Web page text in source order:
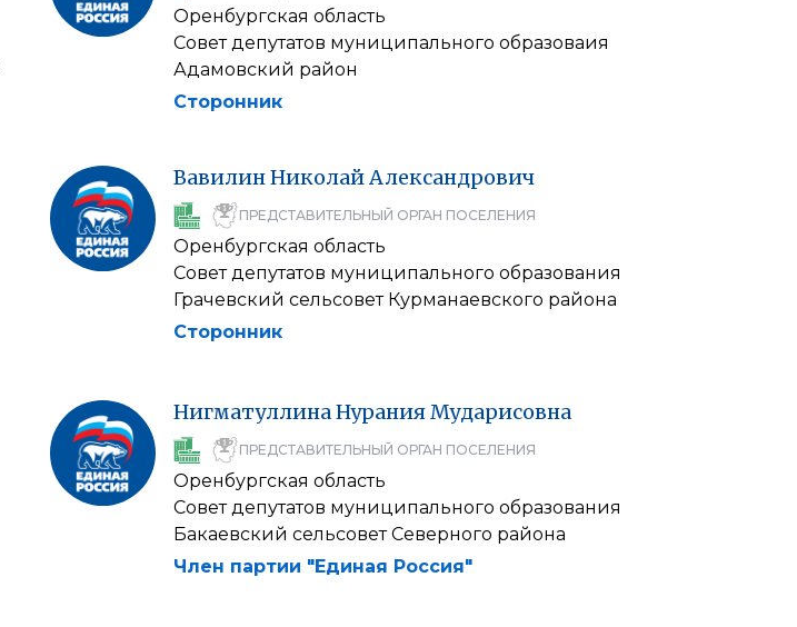
Оренбургская область
Совет депутатов муниципального образоваия
Адамовский район
Сторонник
ВавилинНиколайАлександрович
ПРЕДСТАВИТЕЛЬНЫЙ ОРГАН ПОСЕЛЕНИЯ
Оренбургская область
Совет депутатов муниципального образования
Грачевский сельсовет Курманаевского района
Сторонник
НигматуллинаНуранияМударисовна
ПРЕДСТАВИТЕЛЬНЫЙ ОРГАН ПОСЕЛЕНИЯ
Оренбургская область
Совет депутатов муниципального образования
Бакаевский сельсовет Северного района
Член партии "Единая Россия"